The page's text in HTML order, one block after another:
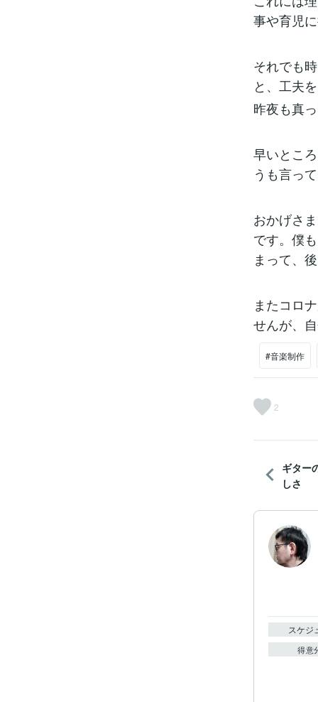
事や育児
それでも
と、工夫
昨夜も真
早いとこ
うも言っ
おかげさ
です。僕
まって、
またコロ
せんが、
#音楽制作
2
ギター
しさ
スケジ
得意